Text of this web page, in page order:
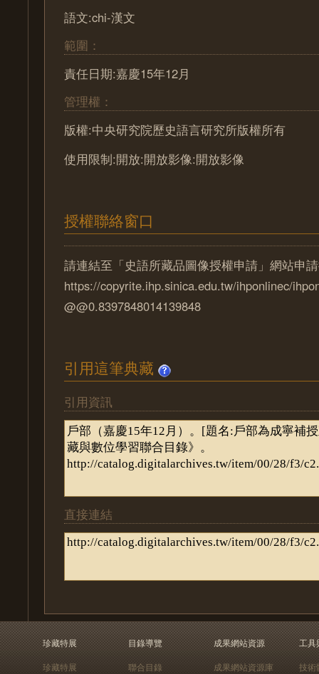
語文:chi-漢文
範圍：
責任日期:嘉慶15年12月
管理權：
版權:中央研究院歷史語言研究所版權所有
使用限制:開放:開放影像:開放影像
授權聯絡窗口
請連結至「史語所藏品圖像授權申請」網站申
https://copyrite.ihp.sinica.edu.tw/ihponlinec/
@@0.8397848014139848
引用這筆典藏
引用資訊
直接連結
珍藏特展
珍藏特展
目錄導覽
聯合目錄
成果網站資源
成果網站資源庫
工具
技術